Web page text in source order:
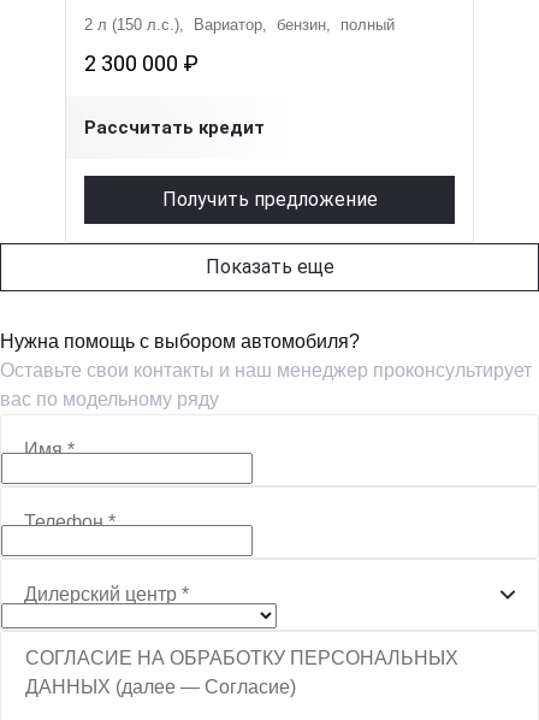
2 л (150 л.с.), Вариатор, бензин, полный
2 300 000 ₽
Рассчитать кредит
Получить предложение
Показать еще
Нужна помощь с выбором автомобиля?
Оставьте свои контакты и наш менеджер проконсультирует
вас по модельному ряду
Имя*
Телефон*
Дилерский центр *
СОГЛАСИЕ НА ОБРАБОТКУ ПЕРСОНАЛЬНЫХ
ДАННЫХ (далее — Согласие)